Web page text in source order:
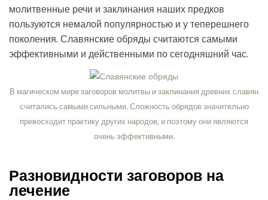
молитвенные речи и заклинания наших предков
пользуются немалой популярностью и у теперешнего
поколения. Славянские обряды считаются самыми
эффективными и действенными по сегодняшний час.
В магическом мире заговоров молитвы и заклинания древних славян
считались самыми сильными. Сложность обрядов значительно
превосходит практику других народов, и поэтому они являются
очень эффективными.
Разновидности заговоров на
лечение